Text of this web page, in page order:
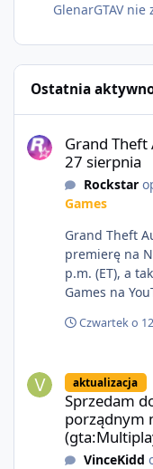
GlenarGTAV nie
Ostatnia
Grand Theft
27 sierpnia
Rockstar
Games
Grand Theft
premierę na
p.m. (ET), a
Games na
https://
https://
Czwartek o
aktualizacja
Sprzedam
porządnym
VinceKidd